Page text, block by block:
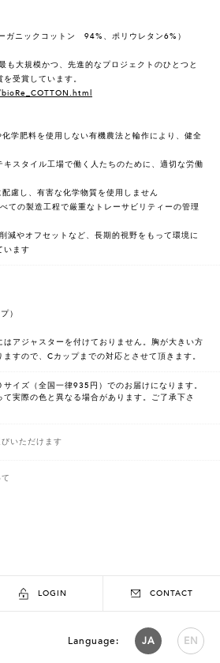
ニックコットン 94%、ポリウレタン6%）
も大規模かつ、先進的なプロジェクトのひとつと
受賞しています。
肥料を使用しない有機農法と輪作により、健全
スタイル工場で働く人たちのために、適切な労働
し、有害な化学物質を使用しません
の製造工程で厳重なトレーサビリティーの管理
やオフセットなど、長期的視野をもって環境に
います
）
はアジャスターを付けておりません。胸が大きい方
すので、Cカップまでの対応とさせて頂きます。
サイズ（全国一律935円）でのお届けになります。
て実際の色と異なる場合があります。ご了承下さ
いただけます
LOGIN CONTACT
Language: JA EN